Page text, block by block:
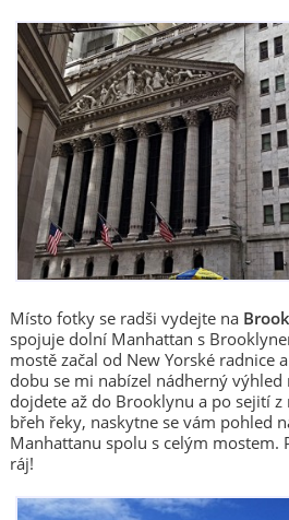
Místo fotky se radši vydejte na
spojuje dolní Manhattan s
mostě začal od New Yorské radnice
dobu se mi nabízel nádherný
dojdete až do Brooklynu a po sejití
břeh řeky, naskytne se vám pohled
Manhattanu spolu s celým mostem.
ráj!